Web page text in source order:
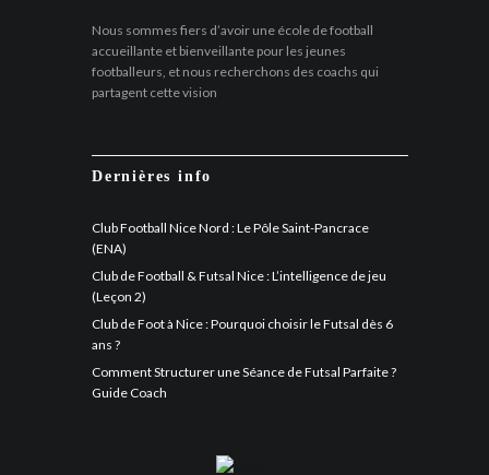
Nous sommes fiers d’avoir une école de football
accueillante et bienveillante pour les jeunes
footballeurs, et nous recherchons des coachs qui
partagent cette vision
Dernières info
Club Football Nice Nord : Le Pôle Saint-Pancrace
(ENA)
Club de Football & Futsal Nice : L’intelligence de jeu
(Leçon 2)
Club de Foot à Nice : Pourquoi choisir le Futsal dès 6
ans ?
Comment Structurer une Séance de Futsal Parfaite ?
Guide Coach